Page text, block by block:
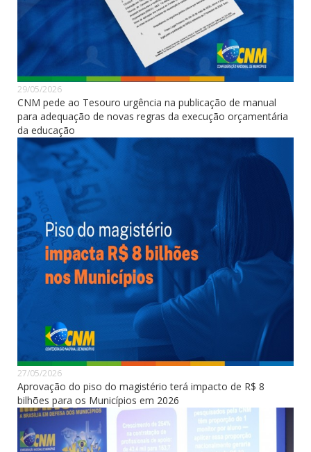
29/05/2026
CNM pede ao Tesouro urgência na publicação de manual
para adequação de novas regras da execução orçamentária
da educação
27/05/2026
Aprovação do piso do magistério terá impacto de R$ 8
bilhões para os Municípios em 2026